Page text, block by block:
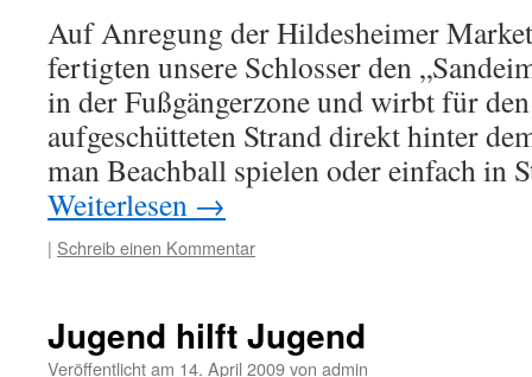
Auf Anregung der Hildesheimer
fertigten unsere Schlosser den
in der Fußgängerzone und wirbt für
aufgeschütteten Strand direkt hinter
man Beachball spielen oder einfach in
Weiterlesen →
| Schreib einen Kommentar
Jugend hilft Jugend
Veröffentlicht am 14. April 2009von admin